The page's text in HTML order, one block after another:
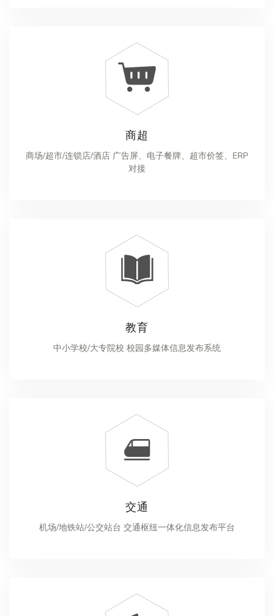
商超
商场/超市/连锁店/酒店 广告屏、电子餐牌、超市价签、ERP
对接
教育
中小学校/大专院校 校园多媒体信息发布系统
交通
机场/地铁站/公交站台 交通枢纽一体化信息发布平台